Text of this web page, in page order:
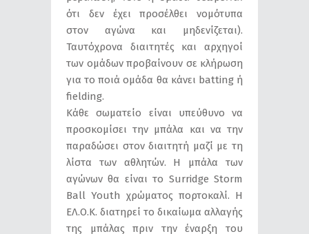
ότι δεν έχει προσέλθει νομότυπα
στον αγώνα και μηδενίζεται).
Ταυτόχρονα διαιτητές και αρχηγοί
των ομάδων προβαίνουν σε κλήρωση
για το ποιά ομάδα θα κάνει batting ή
fielding.
Κάθε σωματείο είναι υπεύθυνο να
προσκομίσει την μπάλα και να την
παραδώσει στον διαιτητή μαζί με τη
λίστα των αθλητών. Η μπάλα των
αγώνων θα είναι το Surridge Storm
Ball Youth χρώματος πορτοκαλί. Η
ΕΛ.Ο.Κ. διατηρεί το δικαίωμα αλλαγής
της μπάλας πριν την έναρξη του